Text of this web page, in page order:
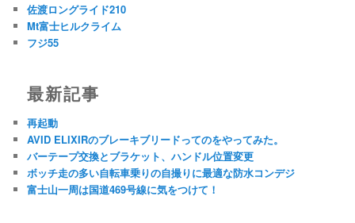
佐渡ロングライド210
Mt富士ヒルクライム
フジ55
最新記事
再起動
AVID ELIXIRのブレーキブリードってのをやってみた。
バーテープ交換とブラケット、ハンドル位置変更
ボッチ走の多い自転車乗りの自撮りに最適な防水コンデジ
富士山一周は国道469号線に気をつけて！